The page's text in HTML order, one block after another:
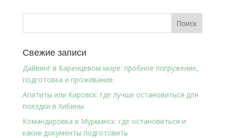
Свежие записи
Дайвинг в Баренцевом море: пробное погружение,
подготовка и проживание
Апатиты или Кировск: где лучше остановиться для
поездки в Хибины
Командировка в Мурманск: где остановиться и
какие документы подготовить